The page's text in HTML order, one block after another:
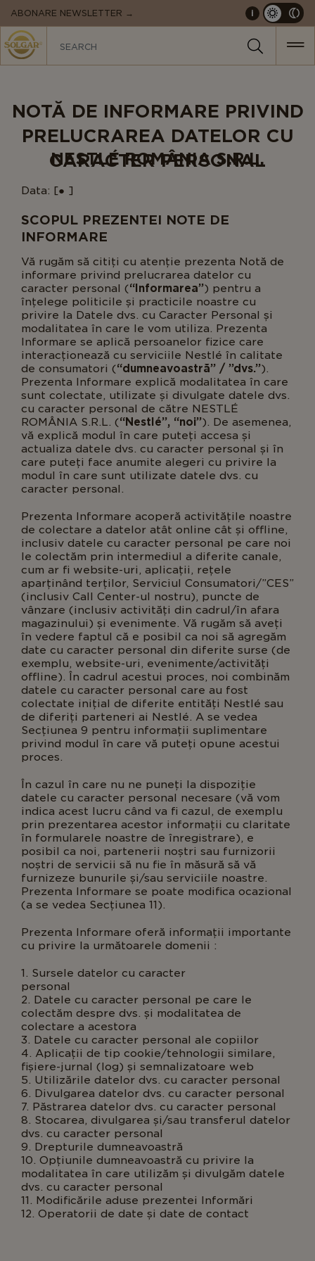
MAIN
NAVIGATION
ABONARE NEWSLETTER → i
NOTĂ DE INFORMARE PRIVIND
PRELUCRAREA DATELOR CU
CARACTER PERSONAL
NESTLÉ ROMÂNIA S.R.L.
Data: [● ]
SCOPUL PREZENTEI NOTE DE
INFORMARE
Vă rugăm să citiți cu atenție prezenta Notă de
informare privind prelucrarea datelor cu
caracter personal (“Informarea”) pentru a
înțelege politicile și practicile noastre cu
privire la Datele dvs. cu Caracter Personal și
modalitatea în care le vom utiliza. Prezenta
Informare se aplică persoanelor fizice care
interacționează cu serviciile Nestlé în calitate
de consumatori (“dumneavoastră” / ”dvs.”).
Prezenta Informare explică modalitatea în care
sunt colectate, utilizate și divulgate datele dvs.
cu caracter personal de către NESTLÉ
ROMÂNIA S.R.L. (“Nestlé”, “noi”). De asemenea,
vă explică modul în care puteți accesa și
actualiza datele dvs. cu caracter personal și în
care puteți face anumite alegeri cu privire la
modul în care sunt utilizate datele dvs. cu
caracter personal.
Prezenta Informare acoperă activitățile noastre
de colectare a datelor atât online cât și offline,
inclusiv datele cu caracter personal pe care noi
le colectăm prin intermediul a diferite canale,
cum ar fi website-uri, aplicații, rețele
aparținând terților, Serviciul Consumatori/”CES”
(inclusiv Call Center-ul nostru), puncte de
vânzare (inclusiv activități din cadrul/în afara
magazinului) și evenimente. Vă rugăm să aveți
în vedere faptul că e posibil ca noi să agregăm
date cu caracter personal din diferite surse (de
exemplu, website-uri, evenimente/activități
offline). În cadrul acestui proces, noi combinăm
datele cu caracter personal care au fost
colectate inițial de diferite entități Nestlé sau
de diferiți parteneri ai Nestlé. A se vedea
Secțiunea 9 pentru informații suplimentare
privind modul în care vă puteți opune acestui
proces.
În cazul în care nu ne puneți la dispoziție
datele cu caracter personal necesare (vă vom
indica acest lucru când va fi cazul, de exemplu
prin prezentarea acestor informații cu claritate
în formularele noastre de înregistrare), e
posibil ca noi, partenerii noștri sau furnizorii
noștri de servicii să nu fie în măsură să vă
furnizeze bunurile și/sau serviciile noastre.
Prezenta Informare se poate modifica ocazional
(a se vedea Secțiunea 11).
Prezenta Informare oferă informații importante
cu privire la următoarele domenii :
1. Sursele datelor cu caracter
2. Datele cu caracter personal pe care le
colectăm despre dvs. și modalitatea de
colectare a acestora
3. Datele cu caracter personal ale copiilor
4. Aplicații de tip cookie/tehnologii similare,
fișiere-jurnal (log) și semnalizatoare web
5. Utilizările datelor dvs. cu caracter personal
6. Divulgarea datelor dvs. cu caracter personal
7. Păstrarea datelor dvs. cu caracter personal
8. Stocarea, divulgarea și/sau transferul datelor
dvs. cu caracter personal
9. Drepturile dumneavoastră
10. Opțiunile dumneavoastră cu privire la
modalitatea în care utilizăm și divulgăm datele
dvs. cu caracter personal
11. Modificările aduse prezentei Informări
12. Operatorii de date și date de contact